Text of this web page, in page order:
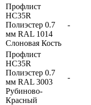
Профлист
HC35R
Полиэстер 0.7
мм RAL 1014
Слоновая Кость
-
Профлист
HC35R
Полиэстер 0.7
мм RAL 3003
Рубиново-
Красный
-